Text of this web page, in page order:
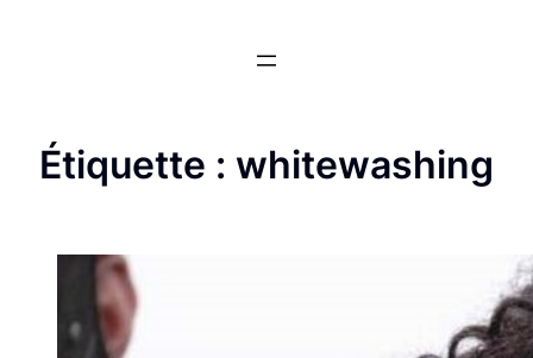
Étiquette : whitewashing